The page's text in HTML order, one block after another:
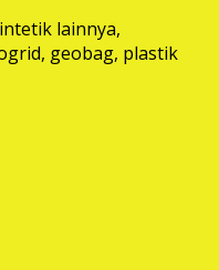
lainnya,
geobag, plastik